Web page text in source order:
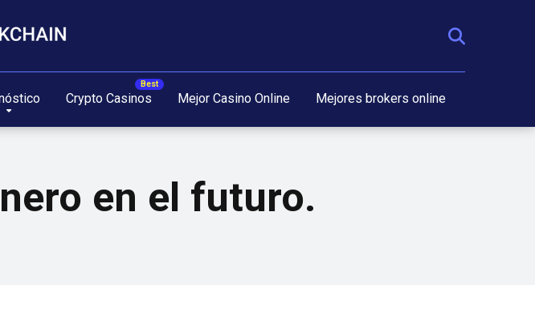
Crypto Casinos Mejor Casino Online Mejores brokers online
en el futuro.